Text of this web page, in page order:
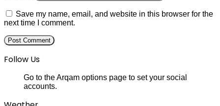
Save my name, email, and website in this browser for the
next time I comment.
Follow Us
Go to the Arqam options page to set your social
accounts.